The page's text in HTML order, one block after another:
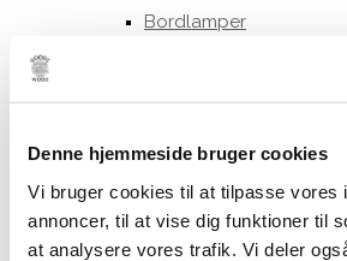
Denne hjemmeside bruger cookies
Vi bruger cookies til at tilpasse vores
annoncer, til at vise dig funktioner til
at analysere vores trafik. Vi deler
Bordlamper
Stearinlys
Ester & Erik 32 cm.
Ester & Erik 42 cm.
LED lys